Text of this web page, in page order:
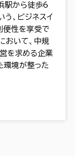
駅から徒歩6
、ビジネスイ
便性を享受で
おいて、中規
を求める企業
環境が整った